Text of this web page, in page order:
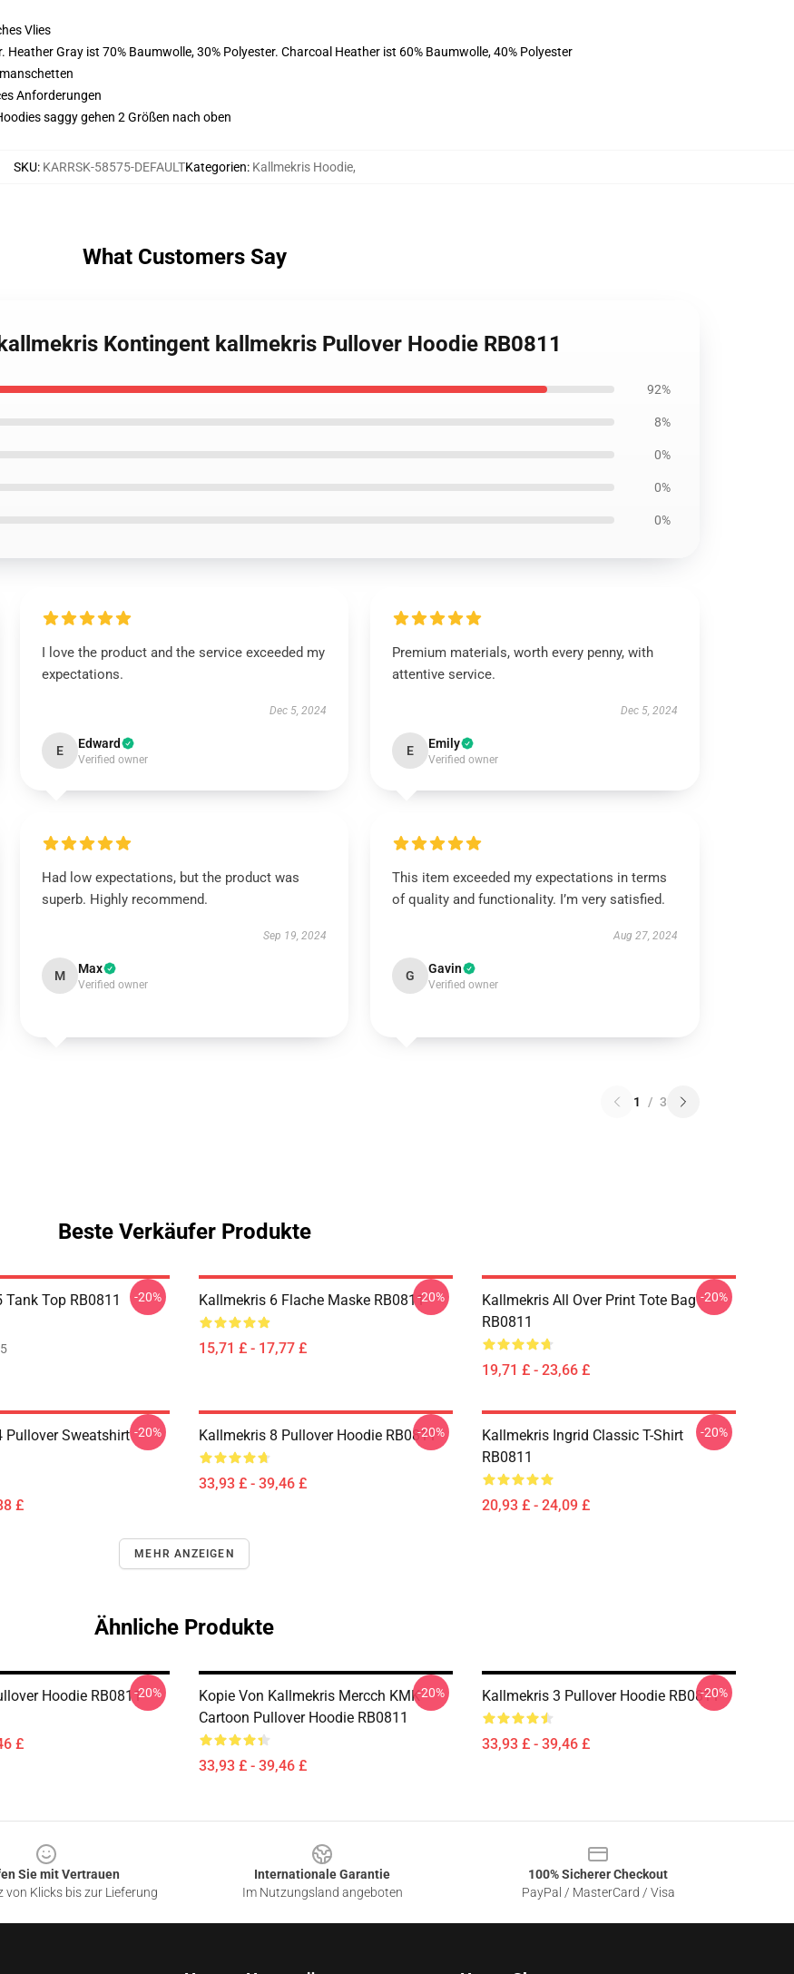
Vlies
Heather Gray ist 70% Baumwolle, 30% Polyester. Charcoal Heather ist 60% Baumwolle, 40% Polyester
Anforderungen
saggy gehen 2 Größen nach oben
SKU: KARRSK-58575-DEFAULTKategorien: Kallmekris Hoodie,
What Customers Say
Kontingent kallmekris Pullover Hoodie RB0811
92%
8%
0%
0%
0%
I love the product and the service exceeded my
expectations.
Dec 5, 2024
E Edward
Verified owner
Premium materials, worth every penny, with
attentive service.
Dec 5, 2024
E Emily
Verified owner
Had low expectations, but the product was
superb. Highly recommend.
Sep 19, 2024
M Max
Verified owner
This item exceeded my expectations in terms
of quality and functionality. I’m very satisfied.
Aug 27, 2024
G Gavin
Verified owner
1 / 3
Beste Verkäufer Produkte
Top RB0811 -20% Kallmekris 6 Flache Maske RB0811
15,71 £ - 17,77 £
-20%
Kallmekris All Over Print Tote Bag
RB0811
19,71 £ - 23,66 £
-20%
Pullover Sweatshirt
£
-20% Kallmekris 8 Pullover Hoodie RB0811
33,93 £ - 39,46 £
-20%
Kallmekris Ingrid Classic T-Shirt
RB0811
20,93 £ - 24,09 £
-20%
MEHR ANZEIGEN
Ähnliche Produkte
Hoodie RB0811
£
-20%
Kopie Von Kallmekris Mercch KMK
Cartoon Pullover Hoodie RB0811
33,93 £ - 39,46 £
-20% Kallmekris 3 Pullover Hoodie RB0811
33,93 £ - 39,46 £
-20%
Sie mit Vertrauen
von Klicks bis zur Lieferung
Internationale Garantie
Im Nutzungsland angeboten
100% Sicherer Checkout
PayPal / MasterCard / Visa